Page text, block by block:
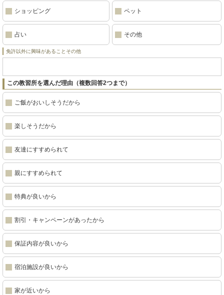
ショッピング ペット
占い その他
免許以外に興味があることその他
この教習所を選んだ理由（複数回答2つまで）
ご飯がおいしそうだから
楽しそうだから
友達にすすめられて
親にすすめられて
特典が良いから
割引・キャンペーンがあったから
保証内容が良いから
宿泊施設が良いから
家が近いから